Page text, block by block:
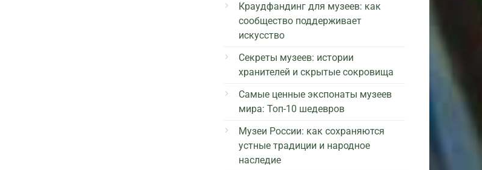
Краудфандинг для музеев: как
сообщество поддерживает
искусство
Секреты музеев: истории
хранителей и скрытые сокровища
Самые ценные экспонаты музеев
мира: Топ-10 шедевров
Музеи России: как сохраняются
устные традиции и народное
наследие